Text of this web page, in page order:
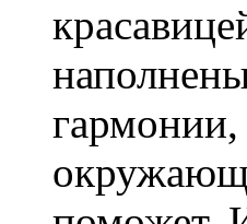
гармонии,